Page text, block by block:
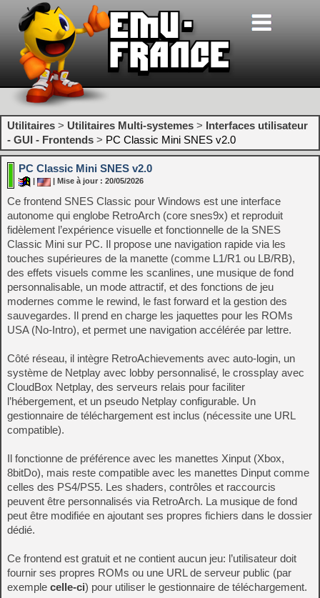
Utilitaires > Utilitaires Multi-systemes > Interfaces utilisateur
- GUI - Frontends > PC Classic Mini SNES v2.0
PC Classic Mini SNES v2.0
| Mise à jour : 20/05/2026
Ce frontend SNES Classic pour Windows est une interface
autonome qui englobe RetroArch (core snes9x) et reproduit
fidèlement l’expérience visuelle et fonctionnelle de la SNES
Classic Mini sur PC. Il propose une navigation rapide via les
touches supérieures de la manette (comme L1/R1 ou LB/RB),
des effets visuels comme les scanlines, une musique de fond
personnalisable, un mode attractif, et des fonctions de jeu
modernes comme le rewind, le fast forward et la gestion des
sauvegardes. Il prend en charge les jaquettes pour les ROMs
USA (No-Intro), et permet une navigation accélérée par lettre.
Côté réseau, il intègre RetroAchievements avec auto-login, un
système de Netplay avec lobby personnalisé, le crossplay avec
CloudBox Netplay, des serveurs relais pour faciliter
l’hébergement, et un pseudo Netplay configurable. Un
gestionnaire de téléchargement est inclus (nécessite une URL
compatible).
Il fonctionne de préférence avec les manettes Xinput (Xbox,
8bitDo), mais reste compatible avec les manettes Dinput comme
celles des PS4/PS5. Les shaders, contrôles et raccourcis
peuvent être personnalisés via RetroArch. La musique de fond
peut être modifiée en ajoutant ses propres fichiers dans le dossier
dédié.
Ce frontend est gratuit et ne contient aucun jeu: l’utilisateur doit
fournir ses propres ROMs ou une URL de serveur public (par
exemple celle-ci) pour utiliser le gestionnaire de téléchargement.